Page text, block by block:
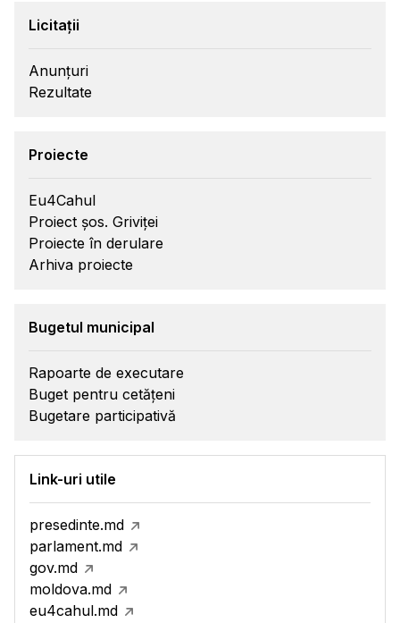
Licitații
Anunțuri
Rezultate
Proiecte
Eu4Cahul
Proiect șos. Griviței
Proiecte în derulare
Arhiva proiecte
Bugetul municipal
Rapoarte de executare
Buget pentru cetățeni
Bugetare participativă
Link-uri utile
presedinte.md
parlament.md
gov.md
moldova.md
eu4cahul.md